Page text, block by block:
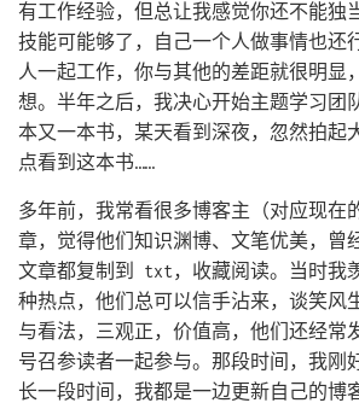
有工作经验，但总让我感觉你还不能独
技能可能够了，自己一个人做事情也还
人一起工作，你与其他的差距就很明显
想。半年之后，我决心开始主题学习团
本又一本书，某天看到深夜，忽然拍起
点看到这本书……
多年前，我常看很多博客主（对应现在
章，觉得他们知识渊博、文笔优美，曾
文章都复制到 txt，收藏阅读。当时我
种热点，他们总可以信手沾来，谈笑风
与看法，三观正，价值高，他们还经常
号召参读者一起参与。那段时间，我刚
长一段时间，我都是一边更新自己的博